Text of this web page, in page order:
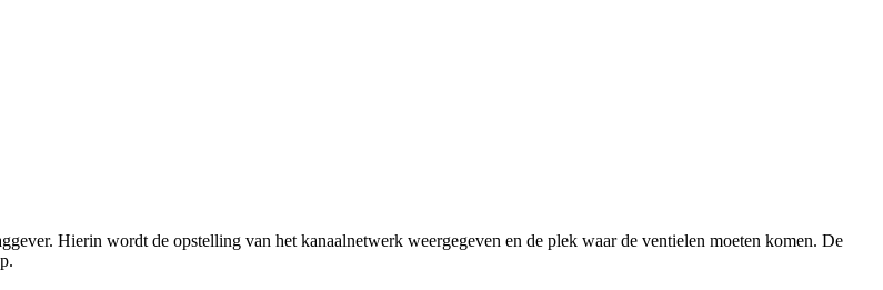
Hierin wordt de opstelling van het kanaalnetwerk weergegeven en de plek waar de ventielen moeten komen. De